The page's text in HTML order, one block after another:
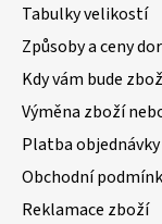
Tabulky velikostí
Způsoby a ceny
Kdy vám bude
Výměna zboží
Platba
Obchodní
Reklamace zboží